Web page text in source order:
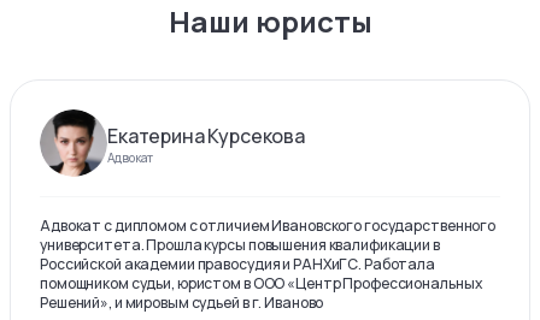
Наши юристы
Екатерина Курсекова
Адвокат
Адвокат с дипломом с отличием Ивановского государственного
университета. Прошла курсы повышения квалификации в
Российской академии правосудия и РАНХиГС. Работала
помощником судьи, юристом в ООО «Центр Профессиональных
Решений», и мировым судьей в г. Иваново